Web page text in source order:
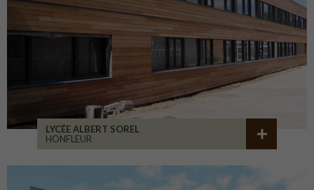
LYCÉE ALBERT SOREL
HONFLEUR